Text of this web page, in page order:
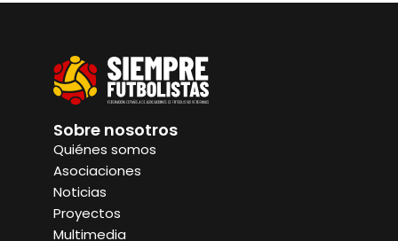
Sobre nosotros
Quiénes somos
Asociaciones
Noticias
Proyectos
Multimedia